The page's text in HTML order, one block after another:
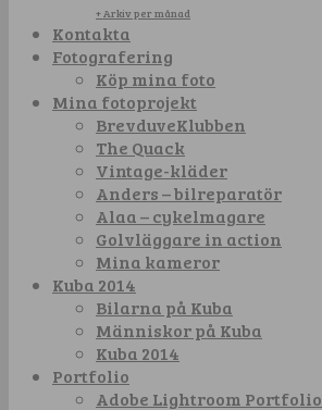
+ Arkiv per månad
Kontakta
Fotografering
Köp mina foto
Mina fotoprojekt
BrevduveKlubben
The Quack
Vintage-kläder
Anders – bilreparatör
Alaa – cykelmagare
Golvläggare in action
Mina kameror
Kuba 2014
Bilarna på Kuba
Människor på Kuba
Kuba 2014
Portfolio
Adobe Lightroom Portfolio